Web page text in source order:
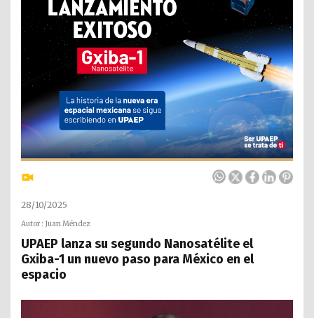
28/10/2025
Autor : Juan Méndez
UPAEP lanza su segundo Nanosatélite el
Gxiba-1 un nuevo paso para México en el
espacio